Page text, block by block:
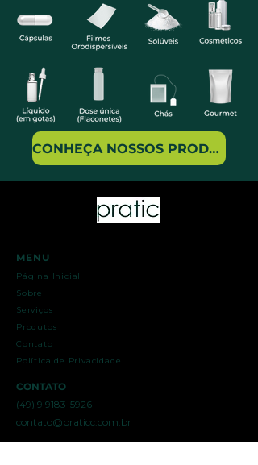
CONHEÇA NOSSOS PRODUTOS
MENU
Página Inicial
Sobre
Serviços
Produtos
Contato
Política de Privacidade
CONTATO
(49) 9 9183-5926
contato@praticc.com.br